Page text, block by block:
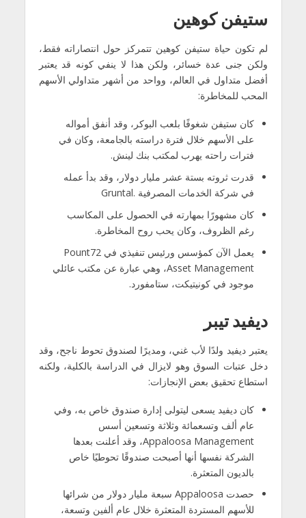
ستيفن كوهين
لم تكون حياة ستيفن كوهين تتمركز حول انتصاراته فقط،
ولكن جنى عدة خسائر، ولكن هذا لا ينفي كونه قد يعتبر
أفضل متداول في العالم، وواحد من أشهر متداولي الأسهم
المحب للمخاطرة:
كان ستيفن شغوفًا بلعب البوكر، وقد أنفق أمواله
على الأسهم خلال فترة دراسته بالجامعة، وكان في
فترات راحته يهرب لمكتب بنك لينش.
قدرت ثروته بستة عشر مليار دولار، وقد بدأ عمله
في شركة الخدمات المصرفية .Gruntal
كان مشهورًا بمهارته في الحصول على المكاسب
رغم الظروف، وكان يحب روح المخاطرة.
يعمل الآن كمؤسس ورئيس تنفيذي في Pount72
Asset Management، وهي عبارة عن مكتب عائلي
موجود في كونيتيكت، ستامفورد.
ديفيد تيبر
يعتبر ديفيد ولدًا لأب غني، ومديرًا لصندوق تحوط ناجح، وقد
دخل عتبات السوق وهو لايزال في الدراسة بالكلية، ولكنه
استطاع تحقيق بعض الإنجازات:
كان ديفيد يسعى ليتولى إدارة صندوق خاص به، وفي
عام ألف وتسعمائة وثلاثة وتسعين أسس
Appaloosa Management، وقد أعلنت بعدها
الشركة نفسها أنها أصبحت صندوقًا تحوطيًا خاص
بالديون المتعثرة.
حصدت Appaloosa سبعة مليار دولار من شرائها
للأسهم المستردة المتعثرة خلال عام ألفين وتسعة،